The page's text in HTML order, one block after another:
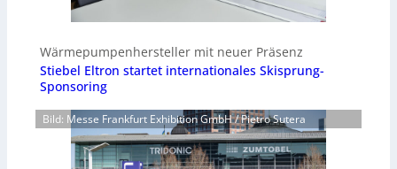
Wärmepumpenhersteller mit neuer Präsenz
Stiebel Eltron startet internationales Skisprung-
Sponsoring
Bild: Messe Frankfurt Exhibition GmbH / Pietro Sutera